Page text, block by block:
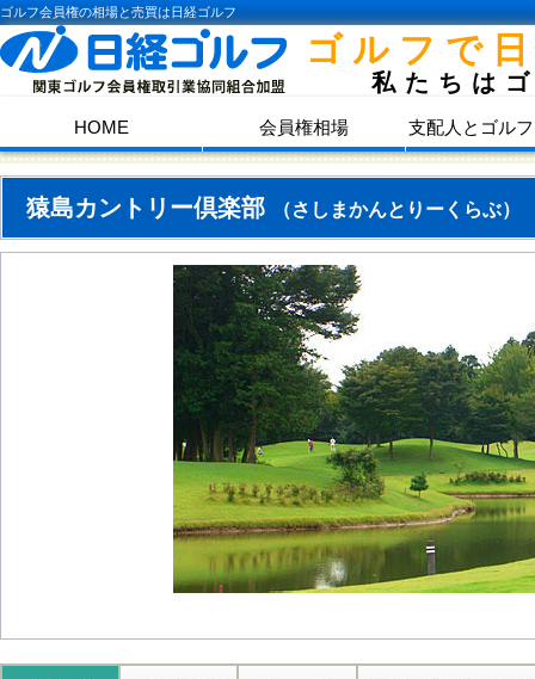
ゴルフ会員権の相場と売買は日経ゴルフ
ゴルフで
私たちは
HOME 会員権相場 支配人とゴル
猿島カントリー倶楽部 （さしまかんとりーくらぶ）